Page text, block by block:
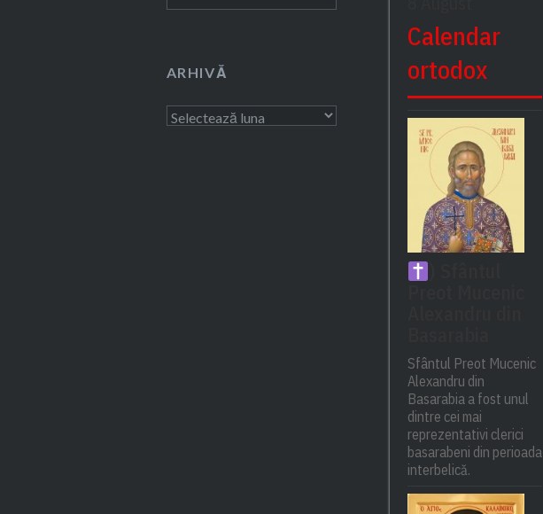
Calendar
ortodox
Sfântul Preot Mucenic
Alexandru din
Basarabia a fost unul
dintre cei mai
reprezentativi clerici
basarabeni din perioada
interbelică.
ARHIVĂ
Arhivă